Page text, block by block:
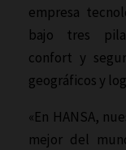
empresa
bajo tres
confort y
geográficos y
«En HANSA,
mejor del